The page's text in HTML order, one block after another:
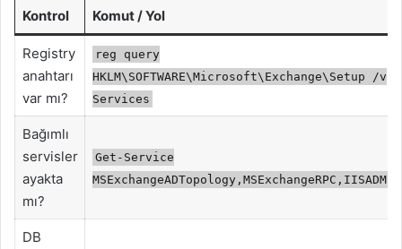
Kontrol Komut / Yol
Registry
anahtarı
var mı?
reg query
HKLM\SOFTWARE\Microsoft\Exchange\Setup /v
Services
Bağımlı
servisler
ayakta
mı?
Get-Service
MSExchangeADTopology,MSExchangeRPC,IISADMIN
DB